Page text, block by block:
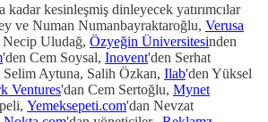
kadar kesinleşmiş dinleyecek yatırımcılar
ve Numan Numanbayraktaroğlu, Verusa
Uludağ, Özyeğin Üniversitesinden
'den Cem Soysal, Inovent'den Serhat
Aytuna, Salih Özkan, Ilab'den Yüksel
Ventures'dan Cem Sertoğlu, Mynet
Yemeksepeti.com'dan Nevzat